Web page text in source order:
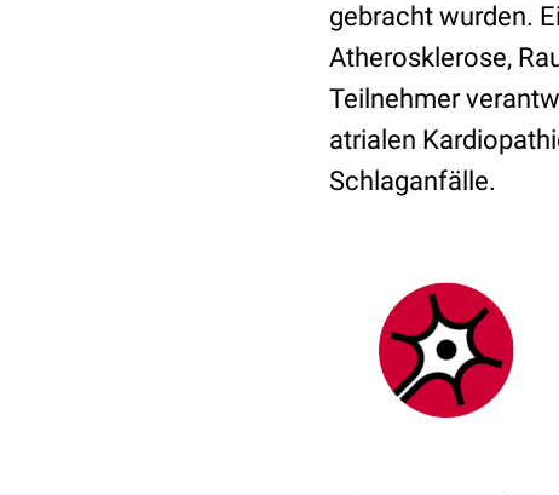
gebracht wurden.
Atherosklerose,
Teilnehmer
atrialen
Schlaganfälle.